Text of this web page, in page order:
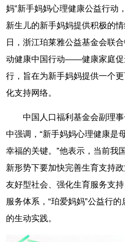
妈”新手妈妈心理健康公益行动
新生儿的新手妈妈提供积极的
日，浙江珀莱雅公益基金会联
动健康中国行动——健康家庭促
行，旨在为新手妈妈提供一个
化支持网络。
中国人口福利基金会副理
中强调，“新手妈妈心理健康是
幸福的关键。”他表示，当前我
新形势下要加快完善生育支持
友好型社会、强化生育服务支
服务体系，“珀爱妈妈”公益行
的生动实践。